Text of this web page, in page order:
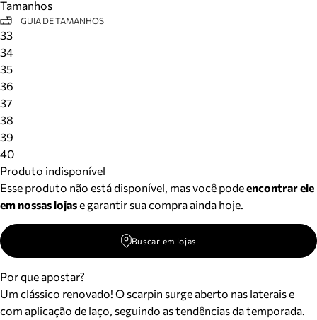
Tamanhos
GUIA DE TAMANHOS
33
34
35
36
37
38
39
40
Produto indisponível
Esse produto não está disponível, mas você podeencontrar ele
em nossas lojase garantir sua compra ainda hoje.
Buscar em lojas
Por que apostar?
Um clássico renovado! O scarpin surge aberto nas laterais e
com aplicação de laço, seguindo as tendências da temporada.